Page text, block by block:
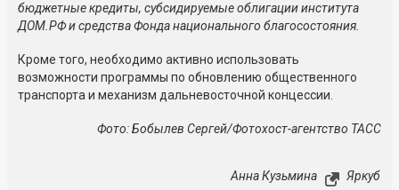
бюджетные кредиты, субсидируемые облигации института
ДОМ.РФ и средства Фонда национального благосостояния.
Кроме того, необходимо активно использовать
возможности программы по обновлению общественного
транспорта и механизм дальневосточной концессии.
Фото: Бобылев Сергей/Фотохост-агентство ТАСС
Анна Кузьмина Яркуб